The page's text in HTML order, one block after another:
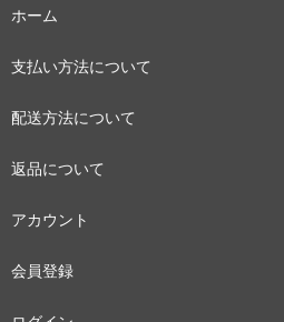
ホーム
支払い方法について
配送方法について
返品について
アカウント
会員登録